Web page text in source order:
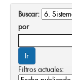
Buscar:
por
Filtros actuales: